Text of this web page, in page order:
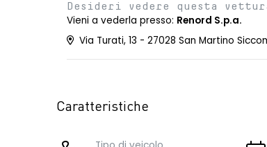
Desideri vedere questa
Vieni a vederla presso: Renord S.p.a.
Via Turati, 13 - 27028 San Martino
Caratteristiche